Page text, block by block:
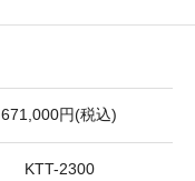
671,000円(税込)
KTT-2300